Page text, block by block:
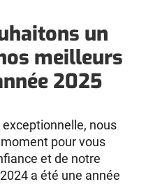
un
meilleurs
2025
nous
pour vous
et de notre
a été une année